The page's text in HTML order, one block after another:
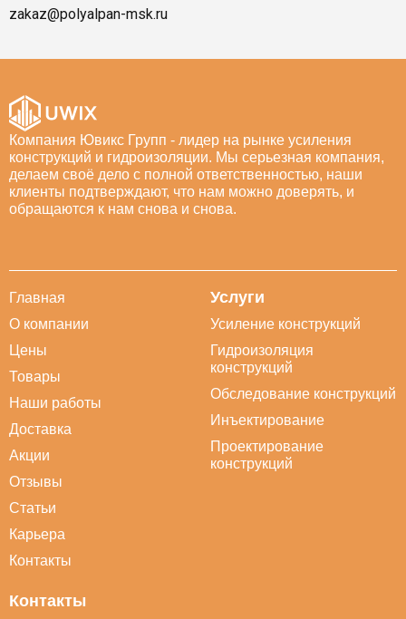
zakaz@polyalpan-msk.ru
Компания Ювикс Групп - лидер на рынке усиления
конструкций и гидроизоляции. Мы серьезная компания,
делаем своё дело с полной ответственностью, наши
клиенты подтверждают, что нам можно доверять, и
обращаются к нам снова и снова.
Главная
О компании
Цены
Товары
Наши работы
Доставка
Акции
Отзывы
Статьи
Карьера
Контакты
Услуги
Усиление конструкций
Гидроизоляция
конструкций
Обследование конструкций
Инъектирование
Проектирование
конструкций
Контакты